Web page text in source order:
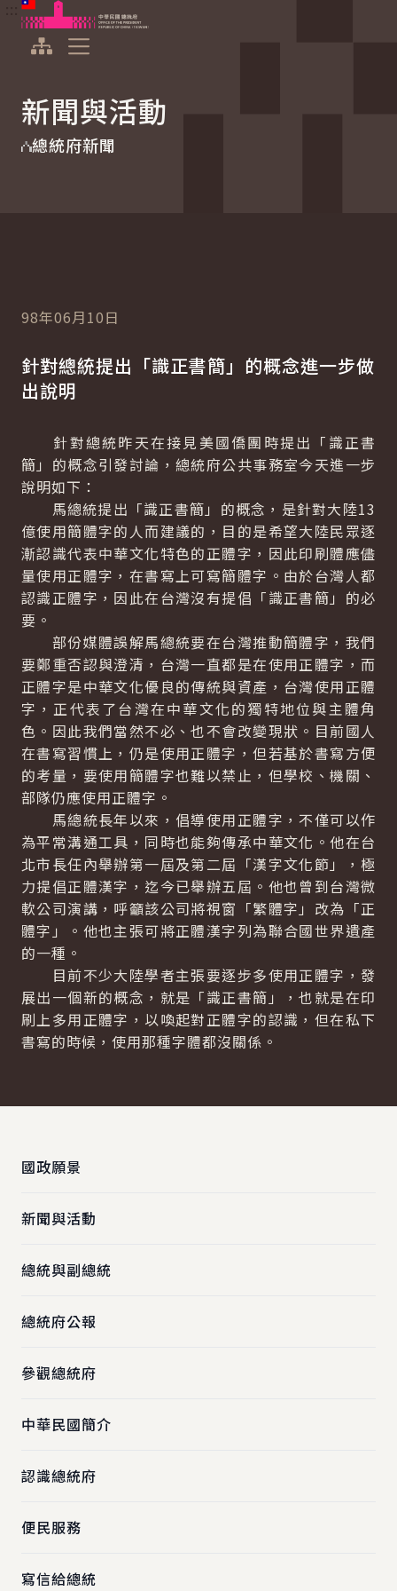
跳到主要內容
中華民國總統府
新聞與活動
總統府新聞
98年06月10日
針對總統提出「識正書簡」的概念進一步做
出說明
針對總統昨天在接見美國僑團時提出「識正書
簡」的概念引發討論，總統府公共事務室今天進一步
說明如下：
馬總統提出「識正書簡」的概念，是針對大陸13
億使用簡體字的人而建議的，目的是希望大陸民眾逐
漸認識代表中華文化特色的正體字，因此印刷體應儘
量使用正體字，在書寫上可寫簡體字。由於台灣人都
認識正體字，因此在台灣沒有提倡「識正書簡」的必
要。
部份媒體誤解馬總統要在台灣推動簡體字，我們
要鄭重否認與澄清，台灣一直都是在使用正體字，而
正體字是中華文化優良的傳統與資產，台灣使用正體
字，正代表了台灣在中華文化的獨特地位與主體角
色。因此我們當然不必、也不會改變現狀。目前國人
在書寫習慣上，仍是使用正體字，但若基於書寫方便
的考量，要使用簡體字也難以禁止，但學校、機關、
部隊仍應使用正體字。
馬總統長年以來，倡導使用正體字，不僅可以作
為平常溝通工具，同時也能夠傳承中華文化。他在台
北市長任內舉辦第一屆及第二屆「漢字文化節」，極
力提倡正體漢字，迄今已舉辦五屆。他也曾到台灣微
軟公司演講，呼籲該公司將視窗「繁體字」改為「正
體字」。他也主張可將正體漢字列為聯合國世界遺產
的一種。
目前不少大陸學者主張要逐步多使用正體字，發
展出一個新的概念，就是「識正書簡」，也就是在印
刷上多用正體字，以喚起對正體字的認識，但在私下
書寫的時候，使用那種字體都沒關係。
國政願景
新聞與活動
總統與副總統
總統府公報
參觀總統府
中華民國簡介
認識總統府
便民服務
寫信給總統